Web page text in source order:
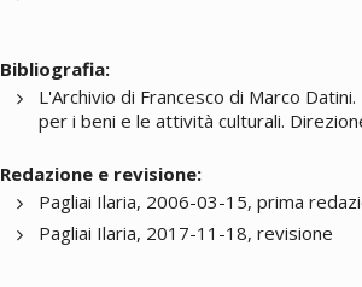
Bibliografia:
L'Archivio di Francesco di Marco
per i beni e le attività culturali.
Redazione e revisione:
Pagliai Ilaria, 2006-03-15, prima
Pagliai Ilaria, 2017-11-18, revisione